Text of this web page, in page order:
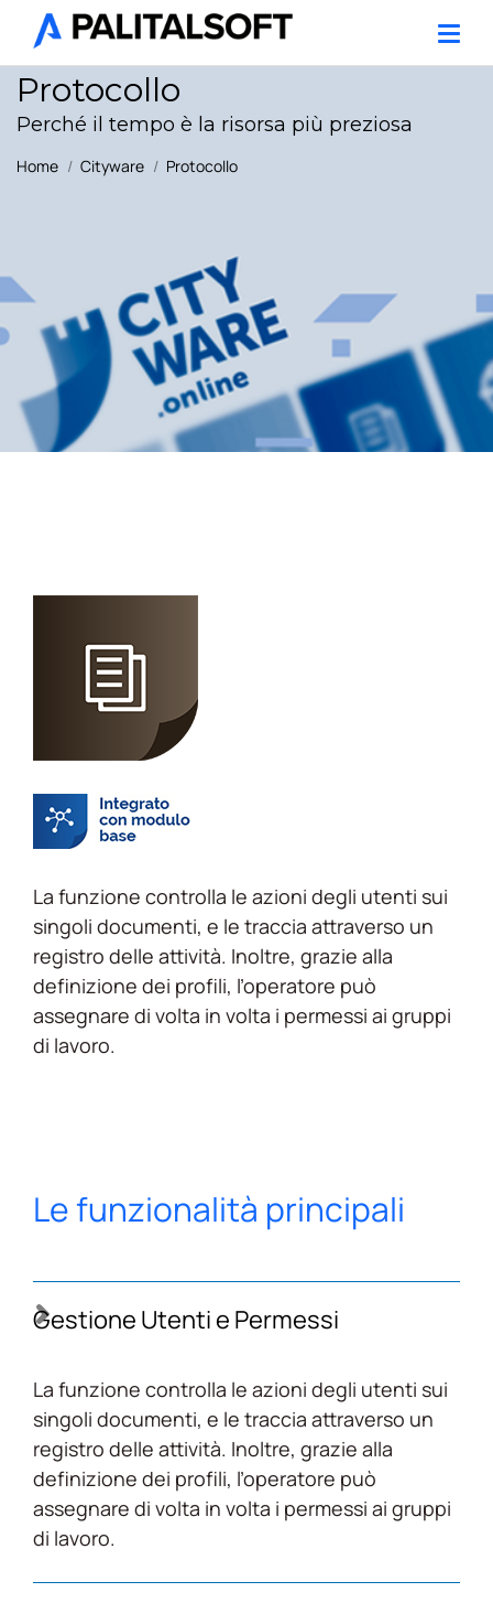
Protocollo
Perché il tempo è la risorsa più preziosa
Home Cityware Protocollo
La funzione controlla le azioni degli utenti sui
singoli documenti, e le traccia attraverso un
registro delle attività. Inoltre, grazie alla
definizione dei profili, l’operatore può
assegnare di volta in volta i permessi ai gruppi
di lavoro.
Le funzionalità principali
Gestione Utenti e Permessi
La funzione controlla le azioni degli utenti sui
singoli documenti, e le traccia attraverso un
registro delle attività. Inoltre, grazie alla
definizione dei profili, l’operatore può
assegnare di volta in volta i permessi ai gruppi
di lavoro.